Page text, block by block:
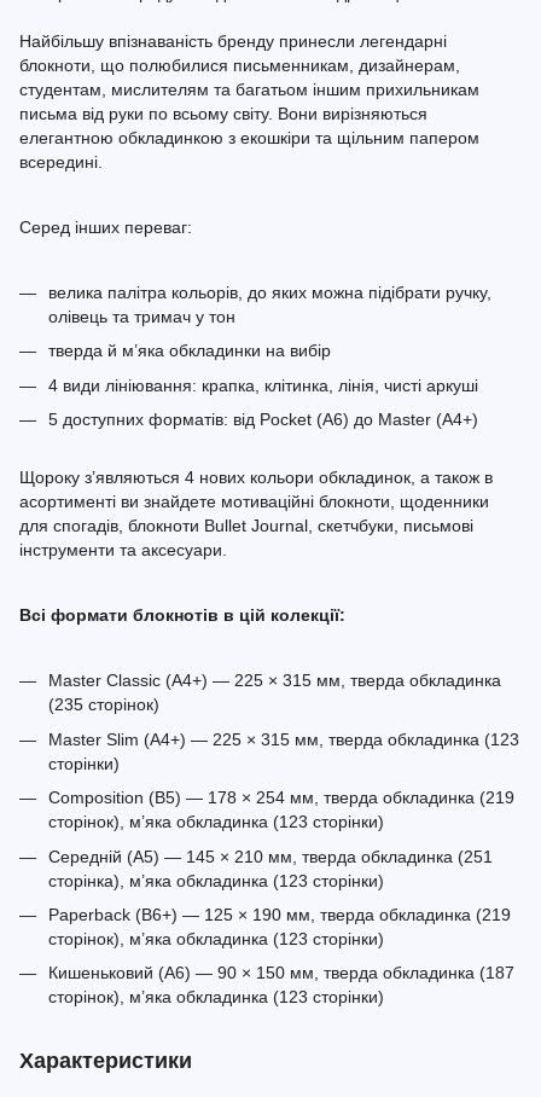
Найбільшу впізнаваність бренду принесли легендарні
блокноти, що полюбилися письменникам, дизайнерам,
студентам, мислителям та багатьом іншим прихильникам
письма від руки по всьому світу. Вони вирізняються
елегантною обкладинкою з екошкіри та щільним папером
всередині.
Серед інших переваг:
велика палітра кольорів, до яких можна підібрати ручку,
олівець та тримач у тон
тверда й м’яка обкладинки на вибір
4 види лініювання: крапка, клітинка, лінія, чисті аркуші
5 доступних форматів: від Pocket (A6) до Master (A4+)
Щороку з’являються 4 нових кольори обкладинок, а також в
асортименті ви знайдете мотиваційні блокноти, щоденники
для спогадів, блокноти Bullet Journal, скетчбуки, письмові
інструменти та аксесуари.
Всі формати блокнотів в цій колекції:
Master Classic (A4+) — 225 × 315 мм, тверда обкладинка
(235 сторінок)
Master Slim (A4+) — 225 × 315 мм, тверда обкладинка (123
сторінки)
Composition (B5) — 178 × 254 мм, тверда обкладинка (219
сторінок), м’яка обкладинка (123 сторінки)
Середній (A5) — 145 × 210 мм, тверда обкладинка (251
сторінка), м’яка обкладинка (123 сторінки)
Paperback (B6+) — 125 × 190 мм, тверда обкладинка (219
сторінок), м’яка обкладинка (123 сторінки)
Кишеньковий (A6) — 90 × 150 мм, тверда обкладинка (187
сторінок), м’яка обкладинка (123 сторінки)
Характеристики